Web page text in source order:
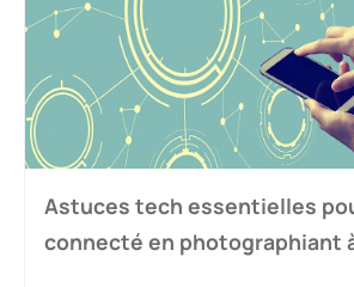
Astuces tech essentielles
connecté en photographiant